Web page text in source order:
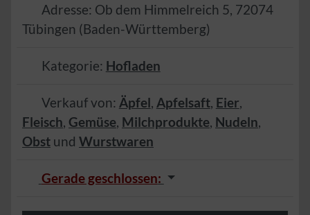
Adresse: Ob dem Himmelreich 5, 72074
Tübingen (Baden-Württemberg)
Kategorie: Hofladen
Verkauf von: Äpfel, Apfelsaft, Eier,
Fleisch, Gemüse, Milchprodukte, Nudeln,
Obst und Wurstwaren
Gerade geschlossen: